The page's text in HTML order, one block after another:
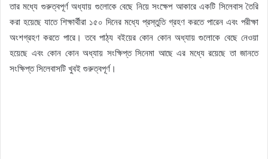
তার মধ্যে গুরুত্বপূর্ণ অধ্যায় গুলোকে বেছে নিয়ে সংক্ষেপ আকারে একটি সিলেবাস তৈরি
করা হয়েছে যাতে শিক্ষার্থীরা ১৫০ দিনের মধ্যে প্রস্তুতি গ্রহণ করতে পারেন এবং পরীক্ষা
অংশগ্রহণ করতে পারে। তবে পাঠ্য বইয়ের কোন কোন অধ্যায় গুলোকে বেছে নেওয়া
হয়েছে এবং কোন কোন অধ্যায় সংক্ষিপ্ত সিনেমা আছে এর মধ্যে রয়েছে তা জানতে
সংক্ষিপ্ত সিলেবাসটি খুবই গুরুত্বপূর্ণ।